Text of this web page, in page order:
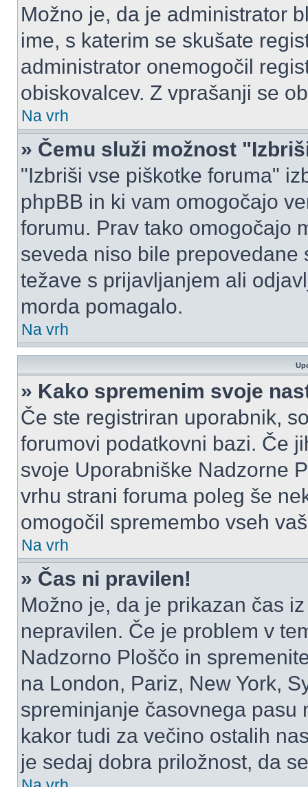
Možno je, da je administrator
ime, s katerim se skušate
administrator onemogočil
obiskovalcev. Z vprašanji se
Na vrh
» Čemu služi možnost
"Izbriši vse piškotke foruma"
phpBB in ki vam omogočajo
forumu. Prav tako omogočajo
seveda niso bile
težave s prijavljanjem ali
morda pomagalo.
Na vrh
» Kako spremenim svoje
Če ste registriran uporabnik,
forumovi podatkovni bazi. Če
svoje Uporabniške Nadzorne
vrhu strani foruma poleg še
omogočil spremembo vseh
Na vrh
» Čas ni pravilen!
Možno je, da je prikazan čas
nepravilen. Če je problem v
Nadzorno Ploščo in
na London, Pariz, New York,
spreminjanje časovnega pasu
kakor tudi za večino ostalih
je sedaj dobra priložnost, da